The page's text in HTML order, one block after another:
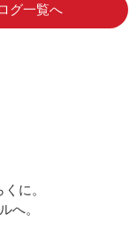
グ一覧へ
に。
へ。